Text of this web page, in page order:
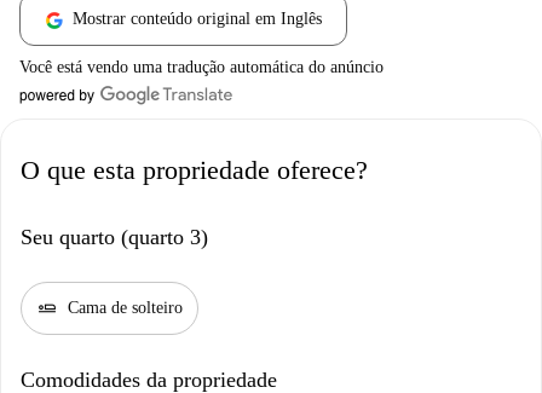
Mostrar conteúdo original em Inglês
Você está vendo uma tradução automática do anúncio
O que esta propriedade oferece?
Seu quarto (quarto 3)
airline_seat_flat Cama de solteiro
Comodidades da propriedade